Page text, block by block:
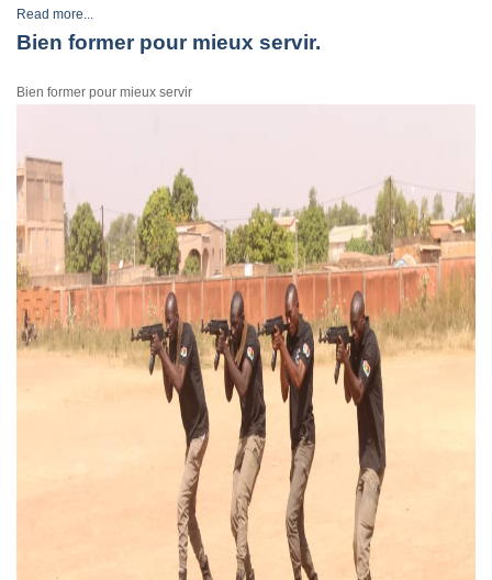
Read more...
Bien former pour mieux servir.
Bien former pour mieux servir